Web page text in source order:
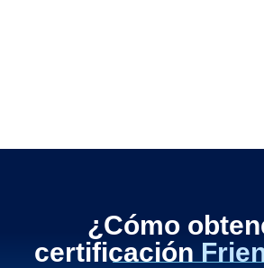
¿Cómo
certificación